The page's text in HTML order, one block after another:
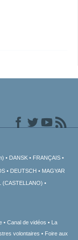
DANSK FRANÇAIS
DEUTSCH
MAGYAR
(CASTELLANO)
Canal de vidéos
La
volontaires Foire aux